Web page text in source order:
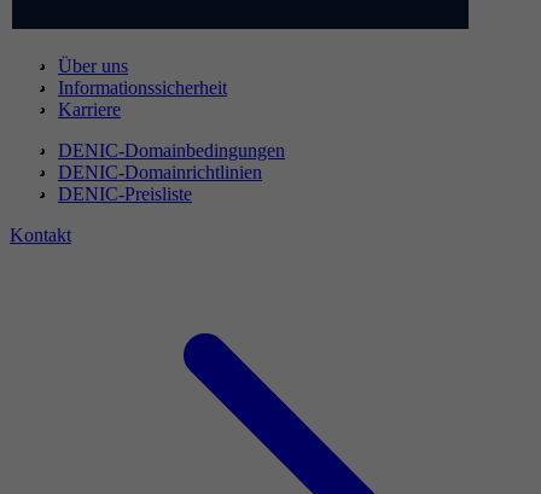
Über uns
Informationssicherheit
Karriere
DENIC-Domainbedingungen
DENIC-Domainrichtlinien
DENIC-Preisliste
Kontakt